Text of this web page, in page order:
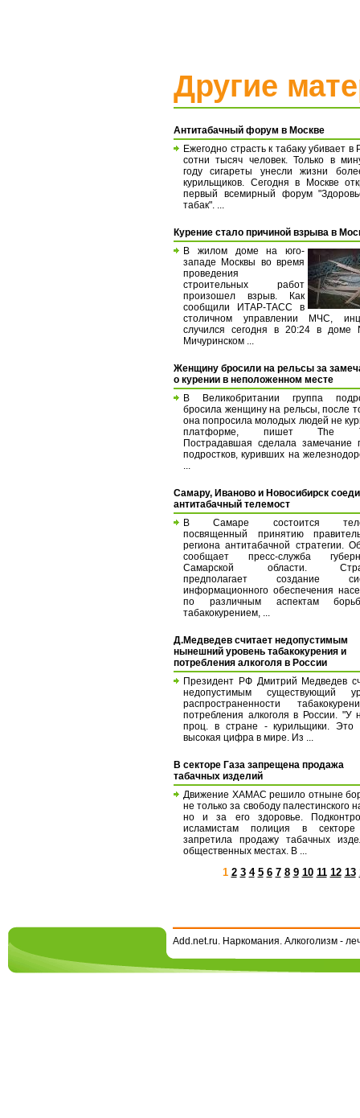
Другие
Антитабачный форум в Москве
Ежегодно страсть к табаку убивает в
сотни тысяч человек. Только в
году сигареты унесли жизни
курильщиков. Сегодня в Москве
первый всемирный форум
табак". ...
Курение стало причиной взрыва в
В жилом доме на юго-
западе Москвы во время
проведения
строительных работ
произошел взрыв. Как
сообщили ИТАР-ТАСС в
столичном управлении МЧС,
случился сегодня в 20:24 в доме
Мичуринском ...
Женщину бросили на рельсы за
о курении в неположенном месте
В Великобритании группа
бросила женщину на рельсы, после
она попросила молодых людей не
платформе, пишет The
Пострадавшая сделала замечание
подростков, куривших на
Самару, Иваново и Новосибирск
антитабачный телемост
В Самаре состоится
посвященный принятию
региона антитабачной стратегии.
сообщает пресс-служба
Самарской области.
предполагает создание
информационного обеспечения
по различным аспектам
табакокурением, ...
Д.Медведев считает недопустимым
нынешний уровень табакокурения и
потребления алкоголя в России
Президент РФ Дмитрий Медведев
недопустимым существующий
распространенности
потребления алкоголя в России. "У
проц. в стране - курильщики. Это
высокая цифра в мире. Из ...
В секторе Газа запрещена продажа
табачных изделий
Движение ХАМАС решило отныне
не только за свободу палестинского
но и за его здоровье.
исламистам полиция в
запретила продажу табачных
общественных местах. В ...
1 2 3 4 5 6 7 8 9 10 11 12 13
Add.net.ru. Наркомания. Алкоголизм -